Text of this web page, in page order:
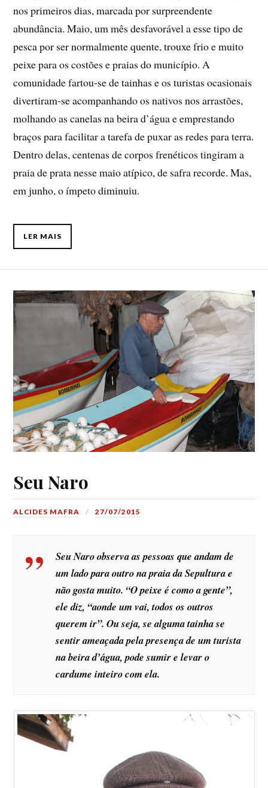
nos primeiros dias, marcada por surpreendente
abundância. Maio, um mês desfavorável a esse tipo de
pesca por ser normalmente quente, trouxe frio e muito
peixe para os costões e praias do município. A
comunidade fartou-se de tainhas e os turistas ocasionais
divertiram-se acompanhando os nativos nos arrastões,
molhando as canelas na beira d’água e emprestando
braços para facilitar a tarefa de puxar as redes para terra.
Dentro delas, centenas de corpos frenéticos tingiram a
praia de prata nesse maio atípico, de safra recorde. Mas,
em junho, o ímpeto diminuiu.
LER MAIS
Seu Naro
ALCIDES MAFRA 27/07/2015
Seu Naro observa as pessoas que andam de
um lado para outro na praia da Sepultura e
não gosta muito. “O peixe é como a gente”,
ele diz, “aonde um vai, todos os outros
querem ir”. Ou seja, se alguma tainha se
sentir ameaçada pela presença de um turista
na beira d’água, pode sumir e levar o
cardume inteiro com ela.